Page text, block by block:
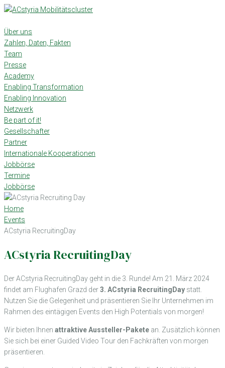
Skip
content
Über uns
Zahlen, Daten, Fakten
Team
Presse
Academy
Enabling Transformation
Enabling Innovation
Netzwerk
Be part of it!
Gesellschafter
Partner
Internationale Kooperationen
Jobbörse
Termine
Jobbörse
Home
Events
ACstyria RecruitingDay
ACstyria RecruitingDay
Der ACstyria RecruitingDay geht in die 3. Runde! Am 21. März 2024
findet am Flughafen Grazd der3. ACstyria RecruitingDay statt.
Nutzen Sie die Gelegenheit und präsentieren Sie Ihr Unternehmen im
Rahmen des eintägigen Events den High Potentials von morgen!
Wir bieten Ihnen attraktive Aussteller-Pakete an. Zusätzlich können
Sie sich bei einer Guided Video Tour den Fachkräften von morgen
präsentieren.